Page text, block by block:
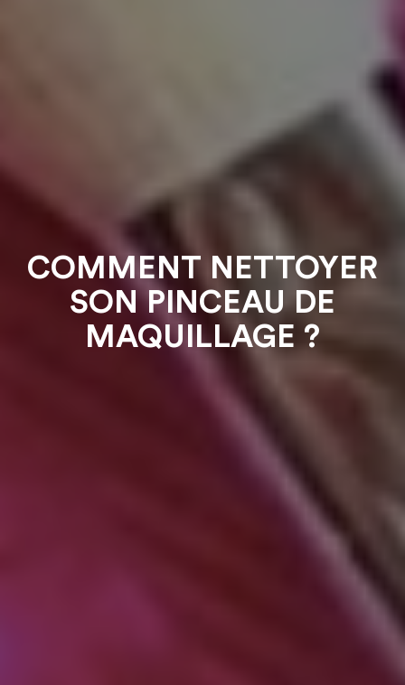
COMMENT NETTOYER
SON PINCEAU DE
MAQUILLAGE ?